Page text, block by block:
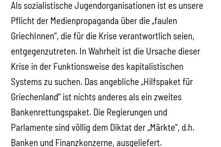
Als sozialistische Jugendorganisationen ist es unsere
Pflicht der Medienpropaganda über die „faulen
GriechInnen“, die für die Krise verantwortlich seien,
entgegenzutreten. In Wahrheit ist die Ursache dieser
Krise in der Funktionsweise des kapitalistischen
Systems zu suchen. Das angebliche „Hilfspaket für
Griechenland“ ist nichts anderes als ein zweites
Bankenrettungspaket. Die Regierungen und
Parlamente sind völlig dem Diktat der „Märkte“, d.h.
Banken und Finanzkonzerne, ausgeliefert.